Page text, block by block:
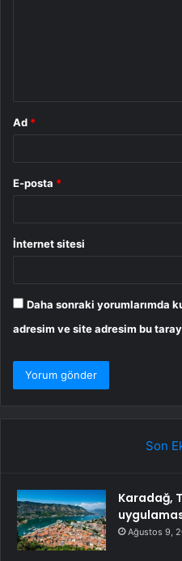
Ad *
E-posta *
İnternet sitesi
Daha sonraki yorumlarımda
adresim ve site adresim bu
Son
Karadağ,
Ağustos 9,